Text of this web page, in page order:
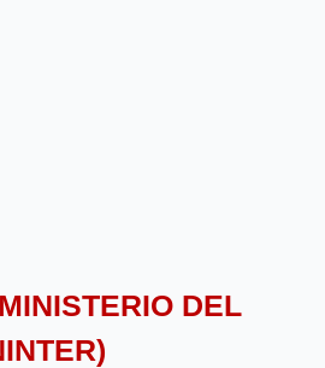
DEL